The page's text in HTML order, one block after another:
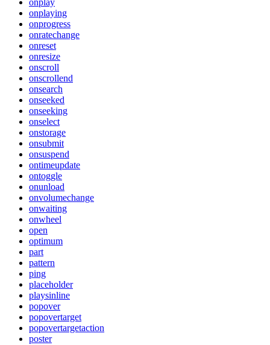
onplaying
onprogress
onratechange
onreset
onresize
onscroll
onscrollend
onsearch
onseeked
onseeking
onselect
onstorage
onsubmit
onsuspend
ontimeupdate
ontoggle
onunload
onvolumechange
onwaiting
onwheel
open
optimum
part
pattern
ping
placeholder
playsinline
popover
popovertarget
popovertargetaction
poster